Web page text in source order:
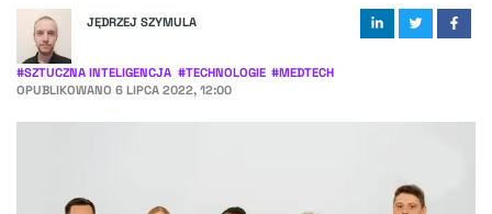
JĘDRZEJ SZYMULA
#SZTUCZNA INTELIGENCJA #TECHNOLOGIE #MEDTECH
OPUBLIKOWANO 6 LIPCA 2022, 12:00